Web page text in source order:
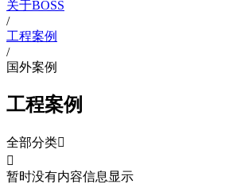
关于BOSS
/
工程案例
/
国外案例
工程案例
全部分类

暂时没有内容信息显示